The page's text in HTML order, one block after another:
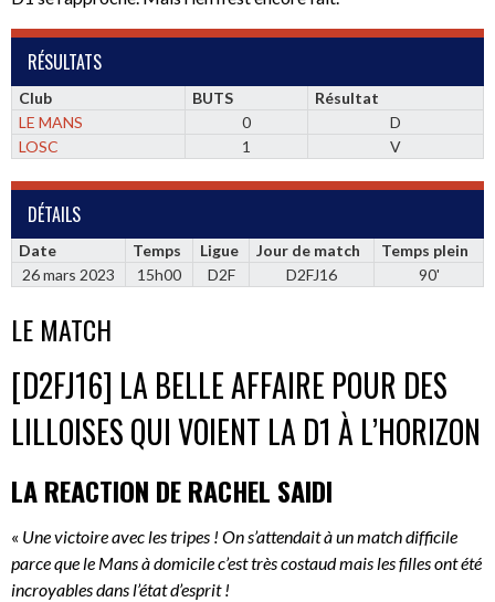
RÉSULTATS
Club BUTS
Résultat
LE MANS
0
D
LOSC
1 V
DÉTAILS
Date Temps Ligue Jour de match
Temps plein
26 mars 2023
15h00 D2F D2FJ16 90'
LE MATCH
[D2FJ16] LA BELLE AFFAIRE POUR DES
LILLOISES QUI VOIENT LA D1 À L’HORIZON
LA REACTION DE RACHEL SAIDI
« Une victoire avec les tripes ! On s’attendait à un match difficile
parce que le Mans à domicile c’est très costaud mais les filles ont été
incroyables dans l’état d’esprit !